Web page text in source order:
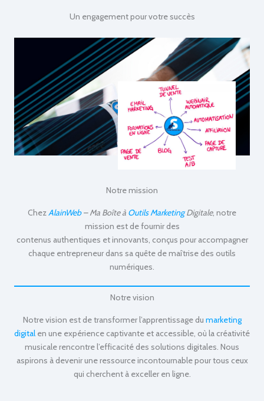
Un engagement pour votre succès
Notre mission
ChezAlainWeb– Ma Boîte à Outils MarketingDigitale, notre
mission est de fournir des
contenus authentiques et innovants, conçus pour accompagner
chaque entrepreneur dans sa quête de maîtrise des outils
numériques.
Notre vision
Notre vision est de transformer l’apprentissage du marketing
digital en une expérience captivante et accessible, où la créativité
musicale rencontre l’efficacité des solutions digitales. Nous
aspirons à devenir une ressource incontournable pour tous ceux
qui cherchent à exceller en ligne.